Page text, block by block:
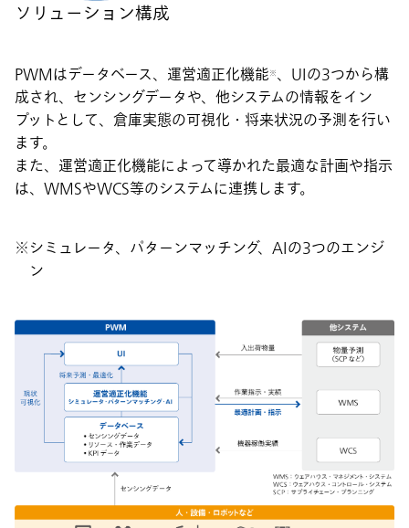
ソリューション構成
PWMはデータベース、運営適正化機能※、UIの3つから構
成され、センシングデータや、他システムの情報をイン
プットとして、倉庫実態の可視化・将来状況の予測を行い
ます。
また、運営適正化機能によって導かれた最適な計画や指示
は、WMSやWCS等のシステムに連携します。
シミュレータ、パターンマッチング、AIの3つのエンジ
ン